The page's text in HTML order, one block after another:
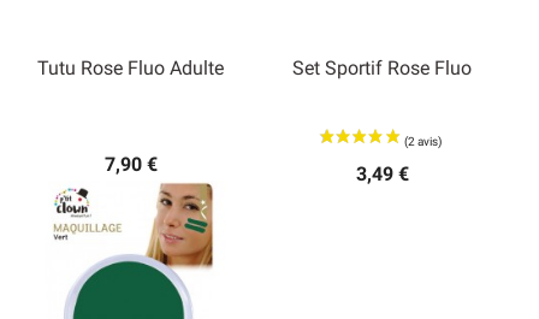
Tutu Rose Fluo Adulte
7,90 €
Set Sportif Rose Fluo
3,49 €